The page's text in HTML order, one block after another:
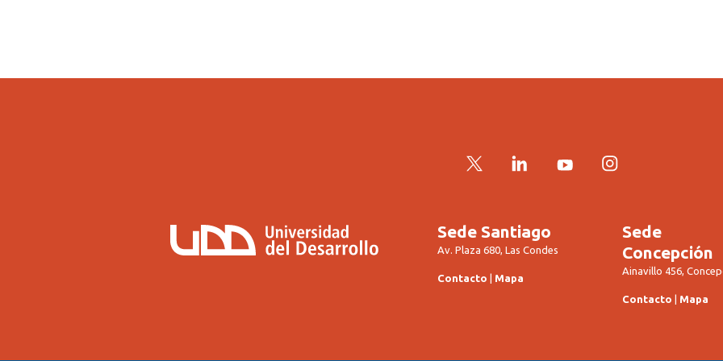
Twitter LinkedInYouTubeInstagram
Sede Santiago
Av. Plaza 680, Las Condes
Contacto Mapa
Sede
Concepción
Ainavillo 456,
Contacto Mapa